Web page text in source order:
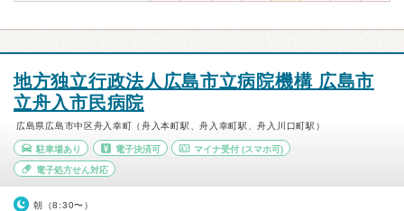
地方独立行政法人広島市立病院機構 広島市
立舟入市民病院
広島県広島市中区舟入幸町（舟入本町駅、舟入幸町駅、舟入川口町駅）
駐車場あり 電子決済可 マイナ受付 (スマホ可)
電子処方せん対応
朝（8:30〜）